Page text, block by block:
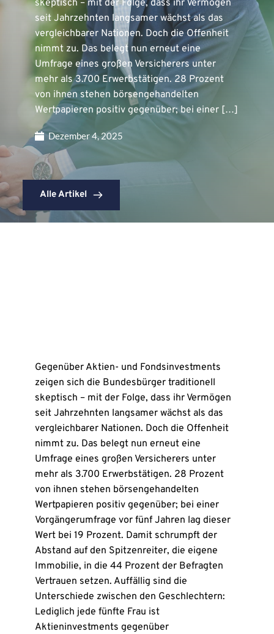
skeptisch – mit der Folge, dass ihr Vermögen
seit Jahrzehnten langsamer wächst als das
vergleichbarer Nationen. Doch die Offenheit
nimmt zu. Das belegt nun erneut eine
Umfrage eines großen Versicherers unter
mehr als 3.700 Erwerbstätigen. 28 Prozent
von ihnen stehen börsengehandelten
Wertpapieren positiv gegenüber; bei einer […]
Dezember 4, 2025
Alle Artikel
Gegenüber Aktien- und Fondsinvestments
zeigen sich die Bundesbürger traditionell
skeptisch – mit der Folge, dass ihr Vermögen
seit Jahrzehnten langsamer wächst als das
vergleichbarer Nationen. Doch die Offenheit
nimmt zu. Das belegt nun erneut eine
Umfrage eines großen Versicherers unter
mehr als 3.700 Erwerbstätigen. 28 Prozent
von ihnen stehen börsengehandelten
Wertpapieren positiv gegenüber; bei einer
Vorgängerumfrage vor fünf Jahren lag dieser
Wert bei 19 Prozent. Damit schrumpft der
Abstand auf den Spitzenreiter, die eigene
Immobilie, in die 44 Prozent der Befragten
Vertrauen setzen. Auffällig sind die
Unterschiede zwischen den Geschlechtern:
Lediglich jede fünfte Frau ist
Aktieninvestments gegenüber